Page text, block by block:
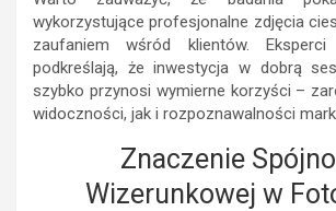
wykorzystujące profesjonalne zdjęcia
zaufaniem wśród klientów.
podkreślają, że inwestycja w dobrą
szybko przynosi wymierne korzyści –
widoczności, jak i rozpoznawalności
Znaczenie
Wizerunkowej w